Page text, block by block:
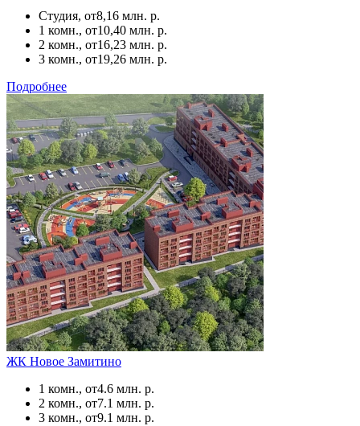
Студия, от8,16 млн. р.
1 комн., от10,40 млн. р.
2 комн., от16,23 млн. р.
3 комн., от19,26 млн. р.
Подробнее
ЖК Новое Замитино
1 комн., от4.6 млн. р.
2 комн., от7.1 млн. р.
3 комн., от9.1 млн. р.